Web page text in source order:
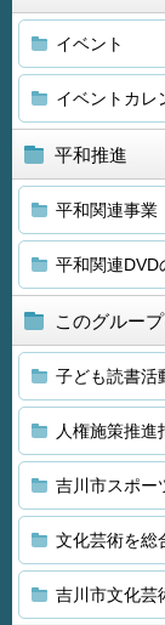
イベント
イベントカレ
平和推進
平和関連事業
平和関連DVD
このグルー
子ども読書活
人権施策推進
吉川市スポー
文化芸術を総
吉川市文化芸